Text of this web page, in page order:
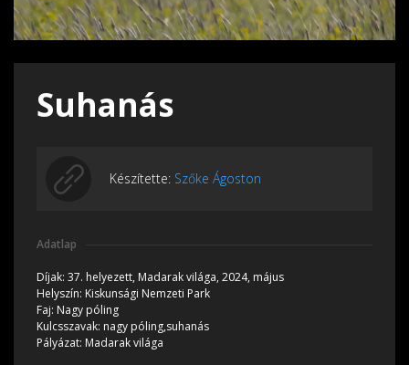
Suhanás
Készítette: Szőke Ágoston
Adatlap
Díjak: 37. helyezett, Madarak világa, 2024, május
Helyszín: Kiskunsági Nemzeti Park
Faj: Nagy póling
Kulcsszavak: nagy póling,suhanás
Pályázat: Madarak világa